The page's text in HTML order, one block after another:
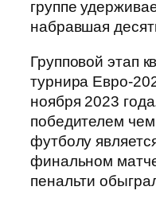
группе
набравшая
Групповой этап
турнира Евро-
ноября 2023
победителем
футболу
финальном
пенальти